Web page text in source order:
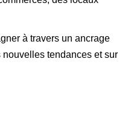
à travers un ancrage
nouvelles tendances et sur